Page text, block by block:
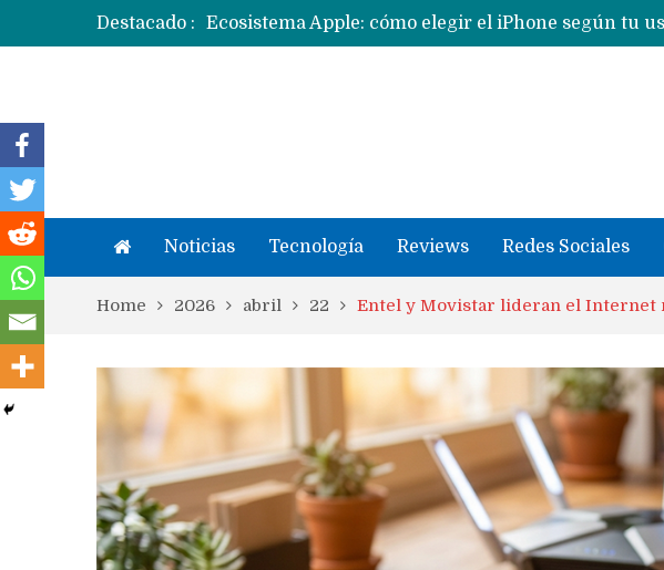
Destacado :
Apple dice que más ex empleados se llevaron datos
Noticias Tecnología Reviews Redes Sociales
Home 2026 abril 22 Entel y Movistar lideran el Internet